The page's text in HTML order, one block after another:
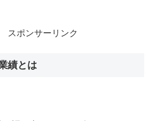
スポンサーリンク
績とは